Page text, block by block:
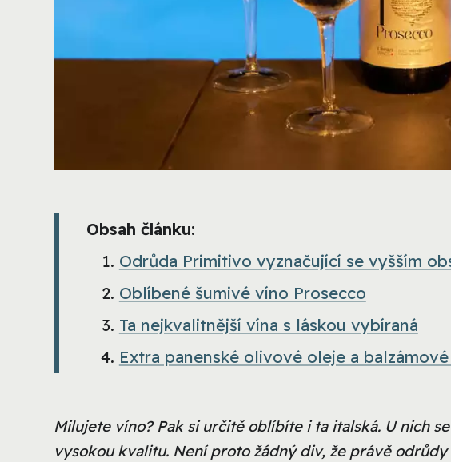
Obsah článku:
Odrůda Primitivo vyznačující se vyšším
Oblíbené šumivé víno Prosecco
Ta nejkvalitnější vína s láskou vybíraná
Extra panenské olivové oleje a
Milujete víno? Pak si určitě oblíbíte i ta italská. U nich
vysokou kvalitu. Není proto žádný div, že právě